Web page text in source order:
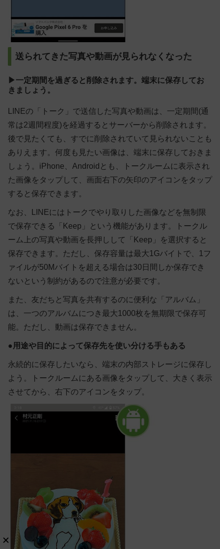
送られてきた写真や動画が見られなくなった
▶一定期間を過ぎると削除されます。端末に保存してお
きましょう。
LINEの「トーク」で送信した写真や動画は、一定期間(通
常は2週間程度)を経過するとサーバーから削除されます。
後で見たくても、すでに削除されていて見られないことも
ありえます。何度も見たい画像は、端末に保存しておきま
しょう。iPhone、Androidとも、トークルームに表示され
た画像をタップして、画面右下の矢印のアイコンをタップ
すると保存できます。
なお、LINEにはトークでやり取りした画像などを無制限
で保存できる「Keep」という機能があります。トークル
ーム上の写真や動画を長押しして「Keep」を選択すると
保存できます。ただし、保存容量は最大1Gバイトで、1フ
ァイルが50Mバイトを超える場合は30日間しか保存でき
ないという制約があるので注意が必要です。
また、友だちと写真を共有するのに便利な「アルバム」
は、一つのアルバムにつき最大1000枚を無期限で保存可
能。ただし、動画は保存できません。
●用途や目的によって保存先を使い分ける手もある
永続的に保存したいなら、端末の内部ストレージに保存し
よう。トークルームにある画像をタップして、大きく表示
させてから、右下のアイコンをタップ。